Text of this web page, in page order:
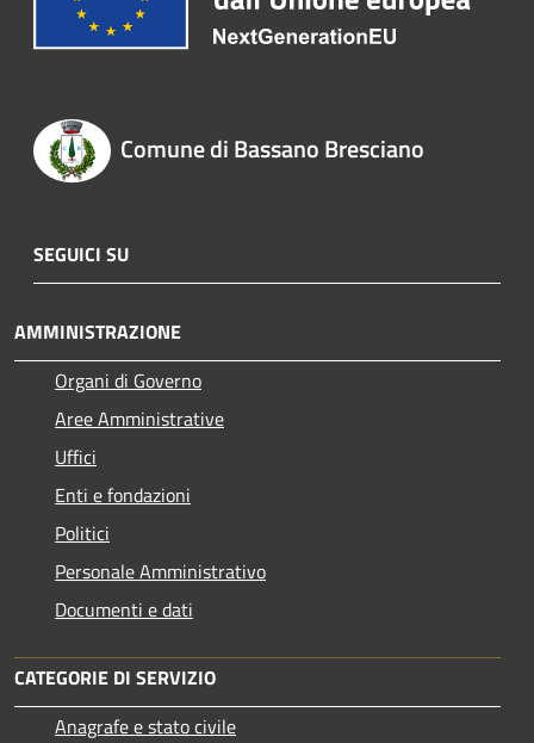
Comune di Bassano Bresciano
SEGUICI SU
AMMINISTRAZIONE
Organi di Governo
Aree Amministrative
Uffici
Enti e fondazioni
Politici
Personale Amministrativo
Documenti e dati
CATEGORIE DI SERVIZIO
Anagrafe e stato civile